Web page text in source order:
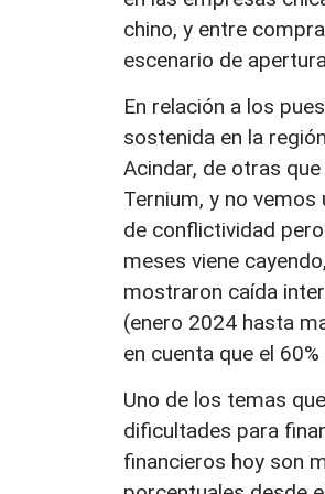
chino, y entre
escenario de
En relación a los
sostenida en la
Acindar, de otras
Ternium, y no
de conflictividad
meses viene
mostraron caída
(enero 2024 hasta
en cuenta que el
Uno de los temas
dificultades para
financieros hoy son